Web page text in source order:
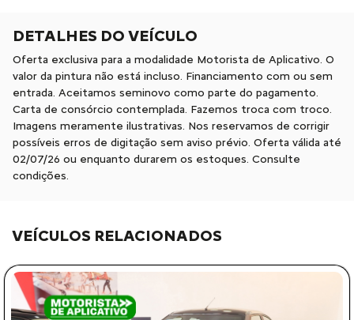
DETALHES DO VEÍCULO
Oferta exclusiva para a modalidade Motorista de Aplicativo. O
valor da pintura não está incluso. Financiamento com ou sem
entrada. Aceitamos seminovo como parte do pagamento.
Carta de consórcio contemplada. Fazemos troca com troco.
Imagens meramente ilustrativas. Nos reservamos de corrigir
possíveis erros de digitação sem aviso prévio. Oferta válida até
02/07/26 ou enquanto durarem os estoques. Consulte
condições.
VEÍCULOS RELACIONADOS